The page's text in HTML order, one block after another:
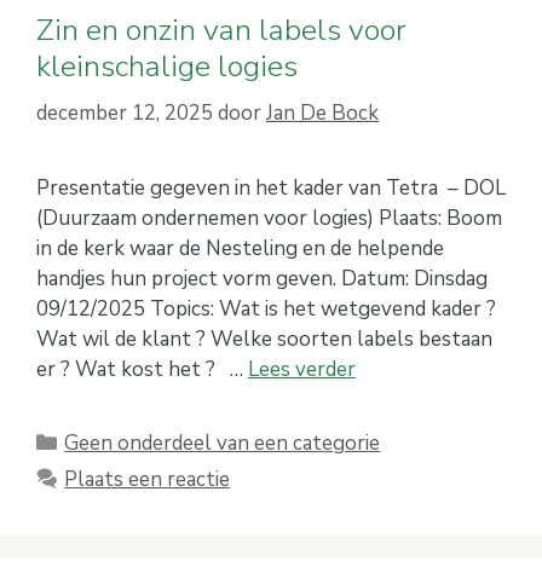
Zin en onzin van labels voor
kleinschalige logies
december 12, 2025 doorJan De Bock
Presentatie gegeven in het kader van Tetra – DOL
(Duurzaam ondernemen voor logies) Plaats: Boom
in de kerk waar de Nesteling en de helpende
handjes hun project vorm geven. Datum: Dinsdag
09/12/2025 Topics: Wat is het wetgevend kader ?
Wat wil de klant ? Welke soorten labels bestaan
er ? Wat kost het ? … Lees verder
Categorieën
Geen onderdeel van een categorie
Plaats een reactie